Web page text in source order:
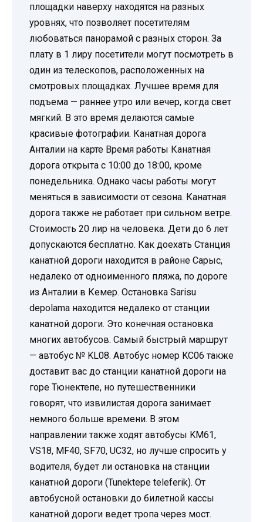
площадки наверху находятся на разных
уровнях, что позволяет посетителям
любоваться панорамой с разных сторон. За
плату в 1 лиру посетители могут посмотреть в
один из телескопов, расположенных на
смотровых площадках. Лучшее время для
подъема — раннее утро или вечер, когда свет
мягкий. В это время делаются самые
красивые фотографии. Канатная дорога
Анталии на карте Время работы Канатная
дорога открыта с 10:00 до 18:00, кроме
понедельника. Однако часы работы могут
меняться в зависимости от сезона. Канатная
дорога также не работает при сильном ветре.
Стоимость 20 лир на человека. Дети до 6 лет
допускаются бесплатно. Как доехать Станция
канатной дороги находится в районе Сарыс,
недалеко от одноименного пляжа, по дороге
из Анталии в Кемер. Остановка Sarisu
depolama находится недалеко от станции
канатной дороги. Это конечная остановка
многих автобусов. Самый быстрый маршрут
— автобус № KL08. Автобус номер KC06 также
доставит вас до станции канатной дороги на
горе Тюнектепе, но путешественники
говорят, что извилистая дорога занимает
немного больше времени. В этом
направлении также ходят автобусы KM61,
VS18, MF40, SF70, UC32, но лучше спросить у
водителя, будет ли остановка на станции
канатной дороги (Tunektepe teleferik). От
автобусной остановки до билетной кассы
канатной дороги ведет тропа через мост.